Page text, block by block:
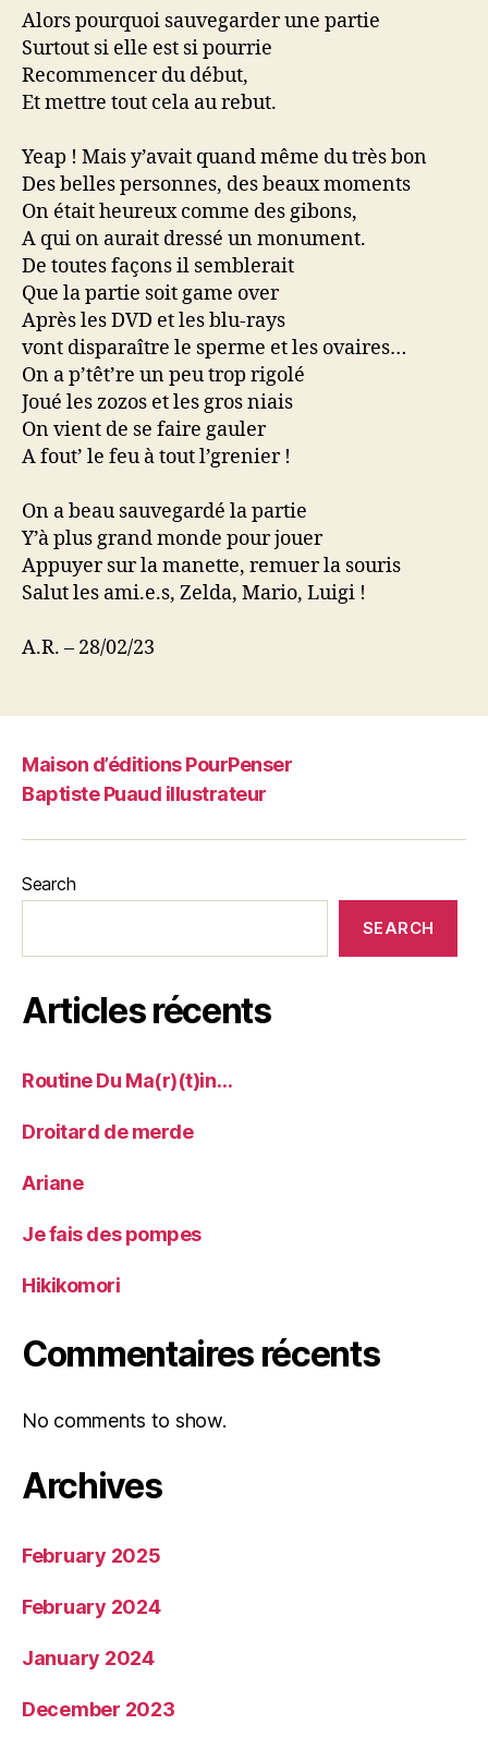
Alors pourquoi sauvegarder une partie
Surtout si elle est si pourrie
Recommencer du début,
Et mettre tout cela au rebut.
Yeap ! Mais y’avait quand même du très bon
Des belles personnes, des beaux moments
On était heureux comme des gibons,
A qui on aurait dressé un monument.
De toutes façons il semblerait
Que la partie soit game over
Après les DVD et les blu-rays
vont disparaître le sperme et les ovaires…
On a p’têt’re un peu trop rigolé
Joué les zozos et les gros niais
On vient de se faire gauler
A fout’ le feu à tout l’grenier !
On a beau sauvegardé la partie
Y’à plus grand monde pour jouer
Appuyer sur la manette, remuer la souris
Salut les ami.e.s, Zelda, Mario, Luigi !
A.R. – 28/02/23
Maison d’éditions PourPenser
Baptiste Puaud illustrateur
Search
SEARCH
Articles récents
Routine Du Ma(r)(t)in…
Droitard de merde
Ariane
Je fais des pompes
Hikikomori
Commentaires récents
No comments to show.
Archives
February 2025
February 2024
January 2024
December 2023